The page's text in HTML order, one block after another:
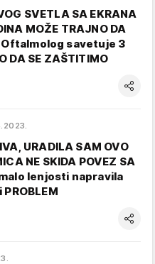
SVETLA SA EKRANA
MOŽE TRAJNO DA
Oftalmolog savetuje 3
DA SE ZAŠTITIMO
URADILA SAM OVO
NE SKIDA POVEZ SA
lenjosti napravila